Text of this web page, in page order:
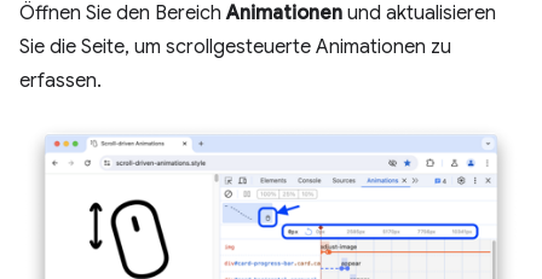
Öffnen Sie den BereichAnimationen und aktualisieren
Sie die Seite, um scrollgesteuerte Animationen zu
erfassen.